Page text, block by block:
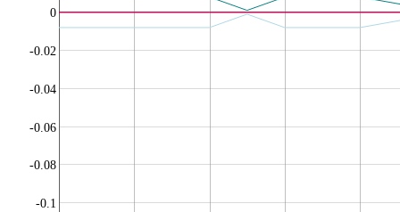
-0.1
-0.08
-0.06
-0.04
-0.02
0